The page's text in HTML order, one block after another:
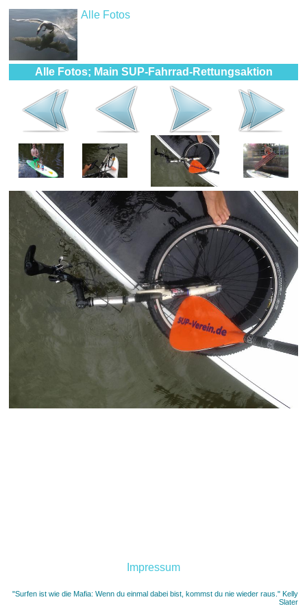
Alle Fotos
Alle Fotos; Main SUP-Fahrrad-Rettungsaktion
Impressum
"Surfen ist wie die Mafia: Wenn du einmal dabei bist, kommst du nie wieder raus." Kelly
Slater